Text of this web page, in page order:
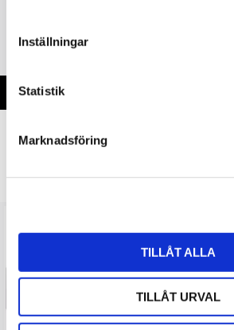
e
Inställningar
Statistik
Marknadsföring
TILLÅT ALLA
TILLÅT URVAL
5 190 kr
ANDRA KÖPTE ÄVEN